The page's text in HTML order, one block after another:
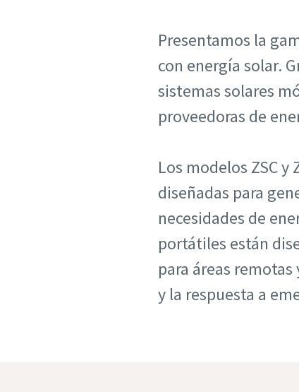
Presentamos la
con energía solar.
sistemas solares
proveedoras de
Los modelos ZSC
diseñadas para
necesidades de
portátiles están
para áreas
y la respuesta a